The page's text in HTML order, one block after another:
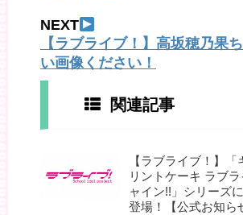
NEXT
【ラブライブ！】高坂穂乃果
い画像ください！
関連記事
【ラブライブ！】
リントケーキ ラブ
ャイン!!」シリーズ
登場！【公式お知ら